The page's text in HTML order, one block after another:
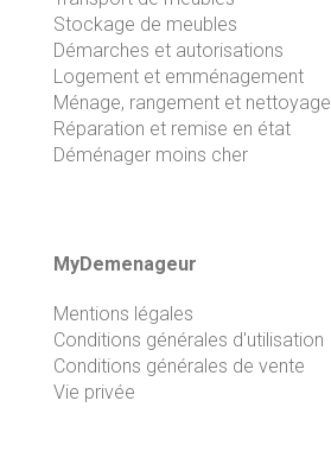
Stockage de meubles
Démarches et autorisations
Logement et emménagement
Ménage, rangement et nettoyage
Réparation et remise en état
Déménager moins cher
MyDemenageur
Mentions légales
Conditions générales d'utilisation
Conditions générales de vente
Vie privée